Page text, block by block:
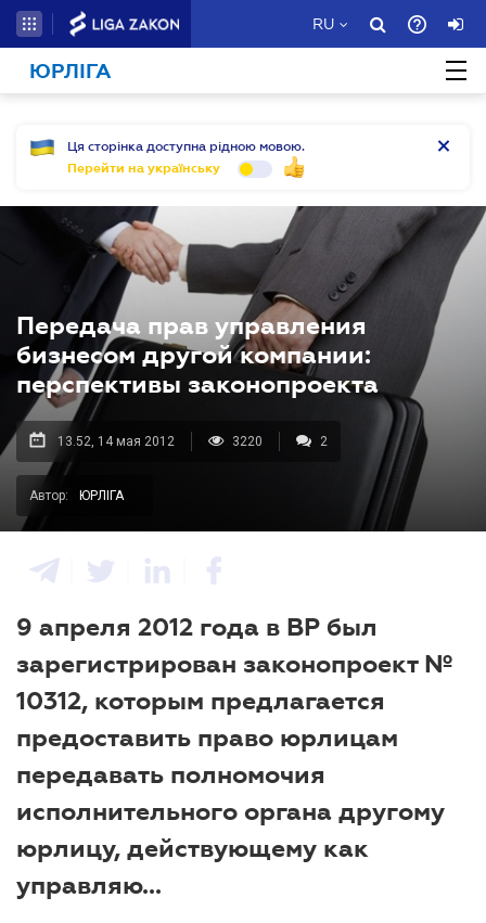
RU
ЮРЛІГА
Ця сторінка доступна рідною мовою.
Перейти на українську
Передача прав управления
бизнесом другой компании:
перспективы законопроекта
13.52, 14 мая 2012 3220 2
Автор: ЮРЛІГА
9 апреля 2012 года в ВР был
зарегистрирован законопроект №
10312, которым предлагается
предоставить право юрлицам
передавать полномочия
исполнительного органа другому
юрлицу, действующему как
управляю...